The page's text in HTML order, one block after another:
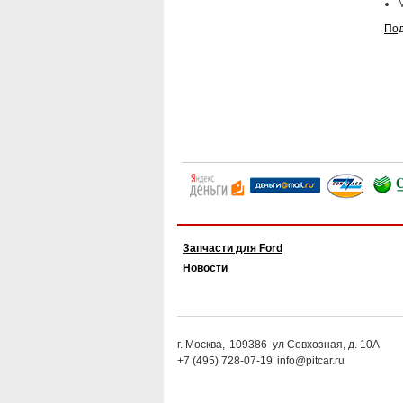
Запчасти для Ford
Новости
г. Москва, 109386 ул Совхозная, д. 10А
+7 (495) 728-07-19 info@pitcar.ru